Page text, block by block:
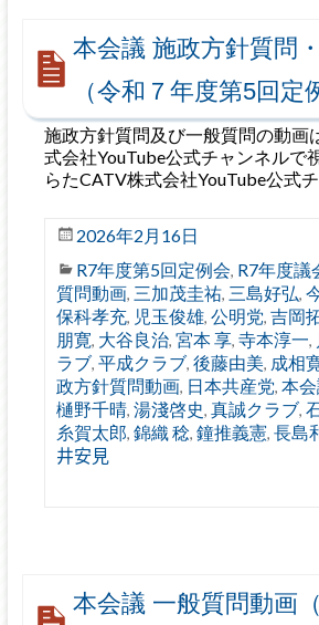
本会議 施政方針質問
（令和７年度第5回定
施政方針質問及び一般質問の動画
式会社YouTube公式チャンネルで
らたCATV株式会社YouTube公式
2026年2月16日
R7年度第5回定例会, R7年度議
質問動画, 三加茂圭祐, 三島好弘,
保科孝充, 児玉俊雄, 公明党, 吉岡
朋寛, 大谷良治, 宮本 享, 寺本淳一,
ラブ, 平成クラブ, 後藤由美, 成相
政方針質問動画, 日本共産党, 本
樋野千晴, 湯淺啓史, 真誠クラブ,
糸賀太郎, 錦織 稔, 鐘推義憲, 長島
井安見
本会議 一般質問動画